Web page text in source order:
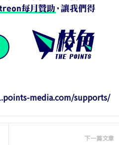
media.com/supports/
下一篇文章